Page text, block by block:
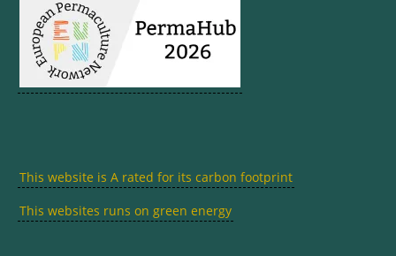
This website is A rated for its carbon footprint
This websites runs on green energy